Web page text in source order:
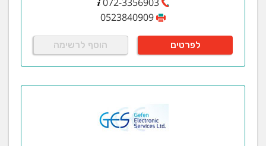
0523840909
לפרטים הוסף לרשימה